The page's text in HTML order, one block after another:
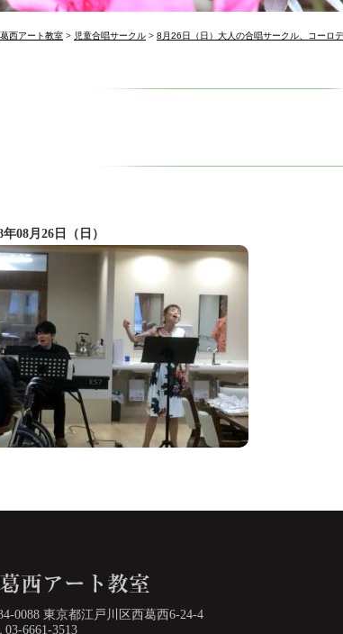
西アート教室 > 児童合唱サークル > 8月26日（日）大人の合唱サークル、コーロ
年08月26日（日）
0088 東京都江戸川区西葛西6-24-4
03-6661-3513